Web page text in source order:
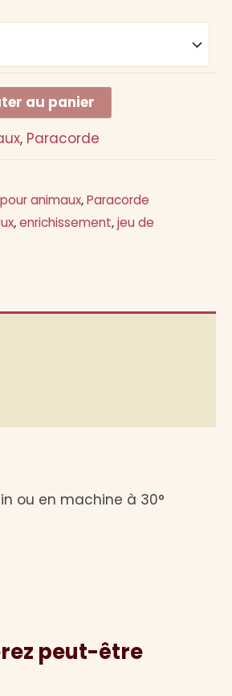
au panier
, Paracorde
animaux,Paracorde
,enrichissement,jeu de
ou en machine à 30°
peut-être